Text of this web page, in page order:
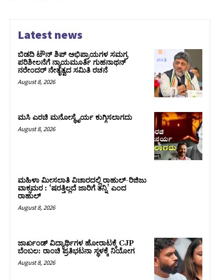
Latest news
ಬಿಡದಿ ಟೌನ್ ಶಿಪ್ ಅಭಿಪ್ರಾಯಗಳ ಸಮಗ್ರ
ಪರಿಶೀಲನೆಗೆ ನ್ಯಾಯಮೂರ್ತಿ ಗುಹನಾಥನ್
ನರೇಂದರ್ ನೇತೃತ್ವದ ಸಮಿತಿ ರಚನೆ
August 8, 2026
ಮಸಿ ಎರಚಿ ಮನೋಸ್ಥೈರ್ಯ ಕುಗ್ಗಿಸಲಾಗದು
August 8, 2026
ಮಹಿಳಾ ಮೀಸಲಾತಿ ವಿಚಾರದಲ್ಲಿ ರಾಹುಲ್‌-ರಿಜಿಜು
ವಾಕ್ಸಮರ : ‘ಷರತ್ತಿಲ್ಲದೆ ಜಾರಿಗೆ ತನ್ನಿ’ ಎಂದ
ರಾಹುಲ್‌
August 8, 2026
ಜಾರ್ಖಂಡ್‌ ವಿದ್ಯಾರ್ಥಿಗಳ ಹೋರಾಟಕ್ಕೆ CJP
ಬೆಂಬಲ: ರಾಂಚಿ ಪ್ರತಿಭಟನಾ ಸ್ಥಳಕ್ಕೆ ನಿಯೋಗ
August 8, 2026